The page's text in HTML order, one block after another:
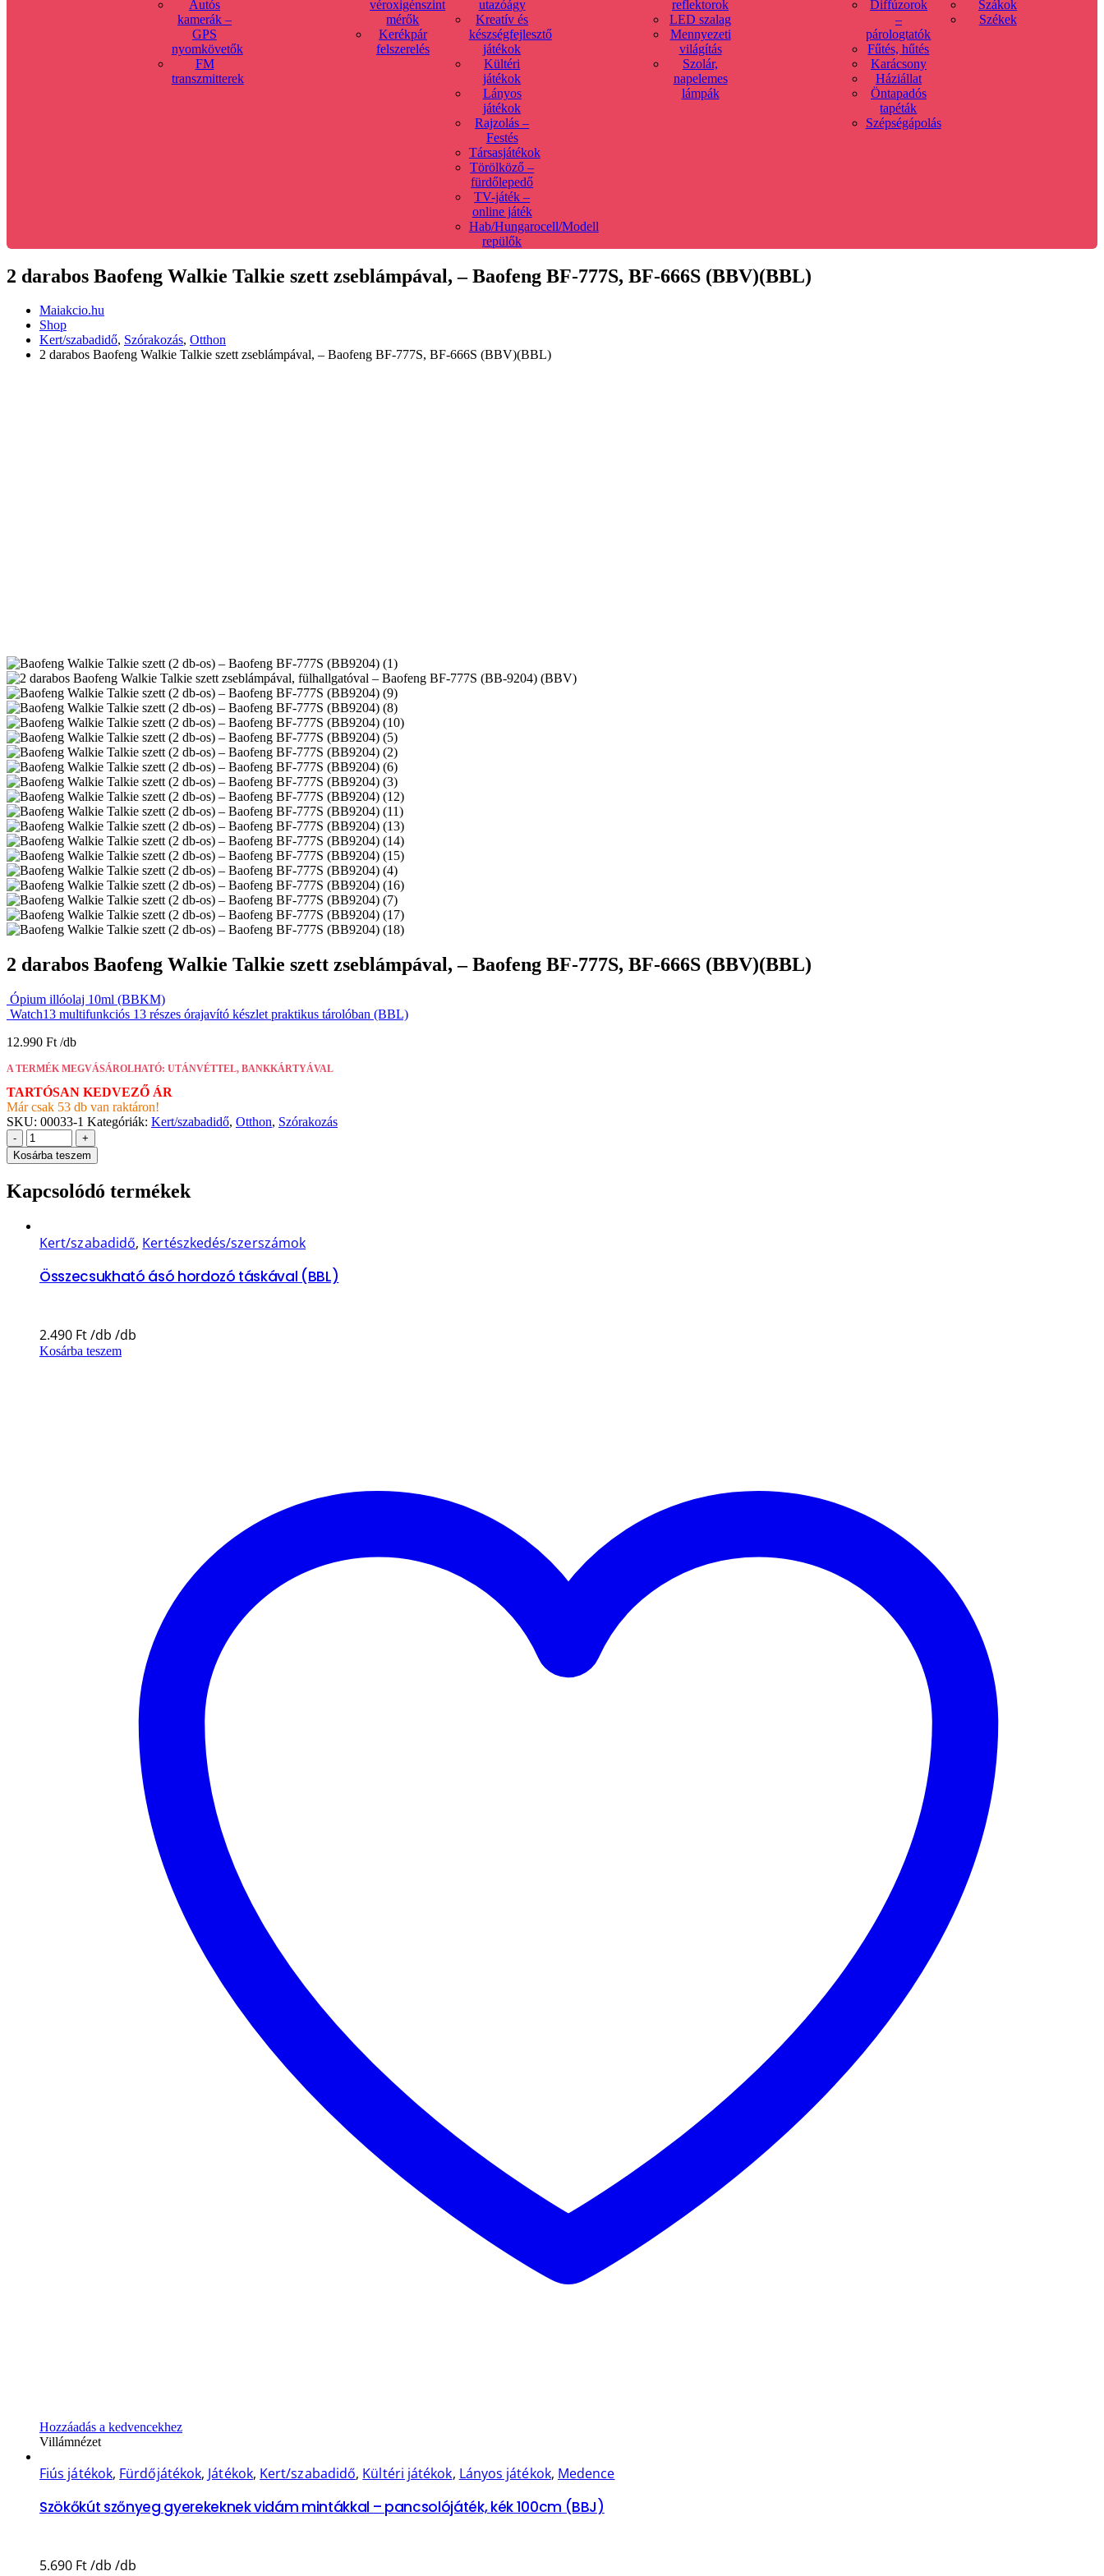
Autós
kamerák –
GPS
nyomkövetők
FM
transzmitterek
véroxigénszint
mérők
Kerékpár
felszerelés
utazóágy
Kreatív és
készségfejlesztő
játékok
Kültéri
játékok
Lányos
játékok
Rajzolás –
Festés
Társasjátékok
Törölköző –
fürdőlepedő
TV-játék –
online játék
Hab/Hungarocell/Modell
repülők
reflektorok
LED szalag
Mennyezeti
világítás
Szolár,
napelemes
lámpák
Diffúzorok
–
párologtatók
Fűtés, hűtés
Karácsony
Háziállat
Öntapadós
tapéták
Szépségápolás
Szákok
Székek
2 darabos Baofeng Walkie Talkie szett zseblámpával, – Baofeng BF-777S, BF-666S (BBV)(BBL)
Maiakcio.hu
Shop
Kert/szabadidő, Szórakozás, Otthon
2 darabos Baofeng Walkie Talkie szett zseblámpával, – Baofeng BF-777S, BF-666S (BBV)(BBL)
2 darabos Baofeng Walkie Talkie szett zseblámpával, – Baofeng BF-777S, BF-666S (BBV)(BBL)
Ópium illóolaj 10ml (BBKM)
Watch13 multifunkciós 13 részes órajavító készlet praktikus tárolóban (BBL)
12.990 Ft
A TERMÉK MEGVÁSÁROLHATÓ: UTÁNVÉTTEL, BANKKÁRTYÁVAL
TARTÓSAN KEDVEZŐ ÁR
Már csak 53 db van raktáron!
SKU: 00033-1 Kategóriák: Kert/szabadidő, Otthon, Szórakozás
-
+
Kosárba teszem
Kapcsolódó termékek
Kert/szabadidő, Kertészkedés/szerszámok
Összecsukható ásó hordozó táskával (BBL)
2.490 Ft
Kosárba teszem
Hozzáadás a kedvencekhez
Villámnézet
Fiús játékok, Fürdőjátékok, Játékok, Kert/szabadidő, Kültéri játékok, Lányos játékok, Medence
Szökőkút szőnyeg gyerekeknek vidám mintákkal – pancsolójáték, kék 100cm (BBJ)
5.690 Ft